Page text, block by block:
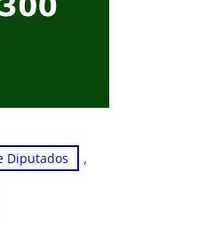
Diputados ,